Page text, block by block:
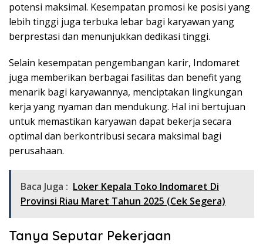
potensi maksimal. Kesempatan promosi ke posisi yang
lebih tinggi juga terbuka lebar bagi karyawan yang
berprestasi dan menunjukkan dedikasi tinggi.
Selain kesempatan pengembangan karir, Indomaret
juga memberikan berbagai fasilitas dan benefit yang
menarik bagi karyawannya, menciptakan lingkungan
kerja yang nyaman dan mendukung. Hal ini bertujuan
untuk memastikan karyawan dapat bekerja secara
optimal dan berkontribusi secara maksimal bagi
perusahaan.
Baca Juga : Loker Kepala Toko Indomaret Di
Provinsi Riau Maret Tahun 2025 (Cek Segera)
Tanya Seputar Pekerjaan